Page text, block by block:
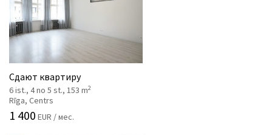
Сдают квартиру
6 ist., 4 no 5 st., 153 m2
Rīga, Centrs
1 400 EUR / мес.